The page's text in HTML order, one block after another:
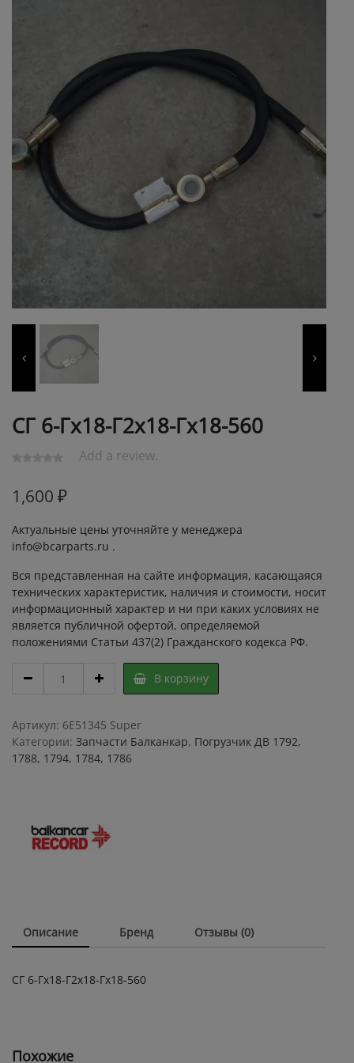
СГ 6-Гх18-Г2х18-Гх18-560
Add a review.
1,600 ₽
Актуальные цены уточняйте у менеджера
info@bcarparts.ru .
Вся представленная на сайте информация, касающаяся
технических характеристик, наличия и стоимости, носит
информационный характер и ни при каких условиях не
является публичной офертой, определяемой
положениями Статьи 437(2) Гражданского кодекса РФ.
Г2х18-
Гх18-
560
В корзину
Артикул: 6E51345 Super
Категории: Запчасти Балканкар, Погрузчик ДВ 1792,
1788, 1794, 1784, 1786
Описание Бренд Отзывы (0)
СГ 6-Гх18-Г2х18-Гх18-560
Похожие